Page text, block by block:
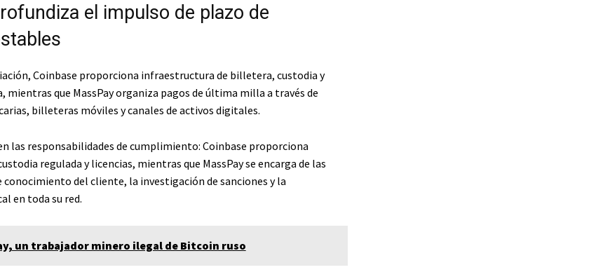
el impulso de plazo de
Coinbase proporciona infraestructura de billetera, custodia y
mientras que MassPay organiza pagos de última milla a través de
billeteras móviles y canales de activos digitales.
las responsabilidades de cumplimiento: Coinbase proporciona
regulada y licencias, mientras que MassPay se encarga de las
conocimiento del cliente, la investigación de sanciones y la
en toda su red.
un trabajador minero ilegal de Bitcoin ruso